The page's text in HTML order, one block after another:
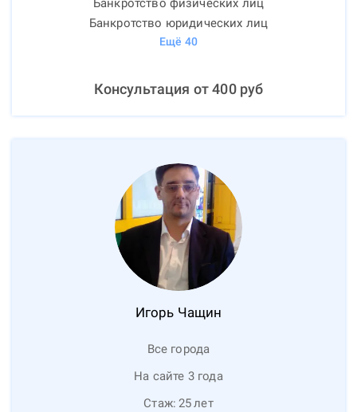
Банкротство физических лиц
Банкротство юридических лиц
Ещё 40
Консультация от400руб
Игорь Чащин
Все города
На сайте 3 года
Стаж: 25лет